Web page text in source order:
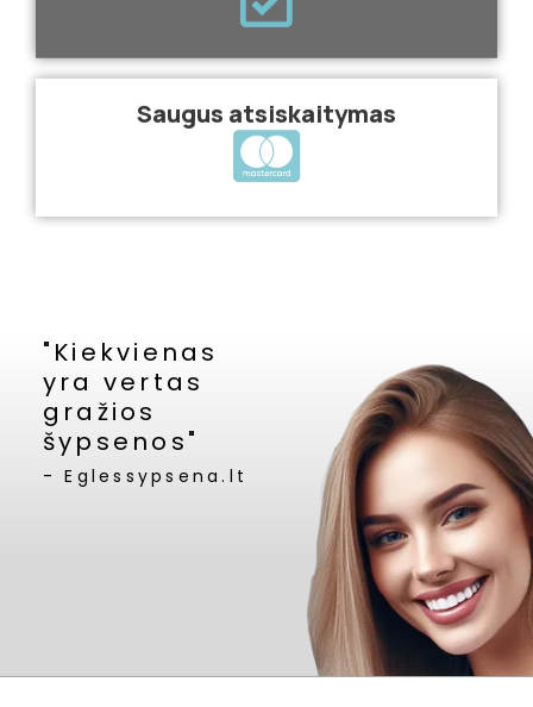
"Kiekvienas
yra vertas
gražios
šypsenos"
- Eglessypsena.lt